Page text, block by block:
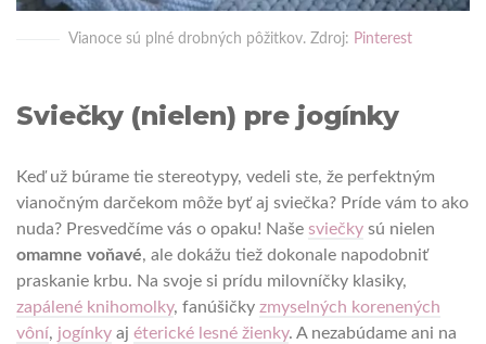
Vianoce sú plné drobných pôžitkov. Zdroj: Pinterest
Sviečky (nielen) pre jogínky
Keď už búrame tie stereotypy, vedeli ste, že perfektným
vianočným darčekom môže byť aj sviečka? Príde vám to ako
nuda? Presvedčíme vás o opaku! Naše sviečky sú nielen
omamne voňavé, ale dokážu tiež dokonale napodobniť
praskanie krbu. Na svoje si prídu milovníčky klasiky,
zapálené knihomolky, fanúšičky zmyselných korenených
vôní, jogínky aj éterické lesné žienky. A nezabúdame ani na